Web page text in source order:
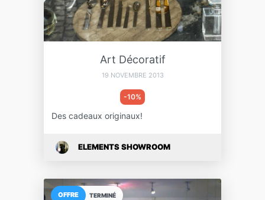
Art Décoratif
19 NOVEMBRE 2013
-10%
Des cadeaux originaux!
ELEMENTS SHOWROOM
TERMINÉ
OFFRE